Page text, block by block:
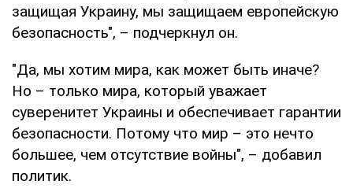
защищая Украину, мы защищаем европейскую
безопасность", – подчеркнул он.
"Да, мы хотим мира, как может быть иначе?
Но – только мира, который уважает
суверенитет Украины и обеспечивает гарантии
безопасности. Потому что мир – это нечто
большее, чем отсутствие войны", – добавил
политик.